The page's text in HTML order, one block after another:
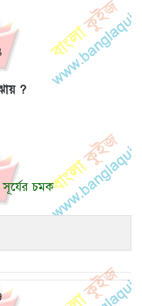
?
সূর্যের চমক